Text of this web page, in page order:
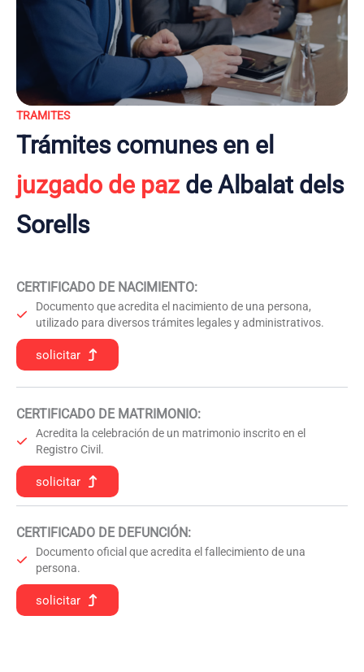
TRAMITES
Trámites comunes en el
juzgado de pazde Albalat dels
Sorells
CERTIFICADO DE NACIMIENTO:
Documento que acredita el nacimiento de una persona,
utilizado para diversos trámites legales y administrativos.
solicitar
CERTIFICADO DE MATRIMONIO:
Acredita la celebración de un matrimonio inscrito en el
Registro Civil.
solicitar
CERTIFICADO DE DEFUNCIÓN:
Documento oficial que acredita el fallecimiento de una
persona.
solicitar